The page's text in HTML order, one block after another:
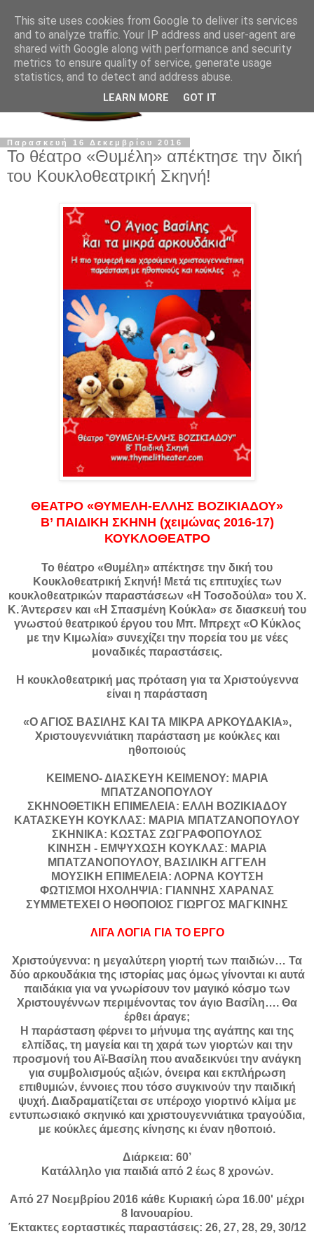
Παρασκευή 16 Δεκεμβρίου 2016
Το θέατρο «Θυμέλη» απέκτησε την δική
του Κουκλοθεατρική Σκηνή!
ΘΕΑΤΡΟ «ΘΥΜΕΛΗ-ΕΛΛΗΣ ΒΟΖΙΚΙΑΔΟΥ»
Β’ ΠΑΙΔΙΚΗ ΣΚΗΝΗ (χειμώνας 2016-17)
ΚΟΥΚΛΟΘΕΑΤΡΟ
Το θέατρο «Θυμέλη» απέκτησε την δική του
Κουκλοθεατρική Σκηνή! Μετά τις επιτυχίες των
κουκλοθεατρικών παραστάσεων «Η Τοσοδούλα» του Χ.
Κ. Άντερσεν και «Η Σπασμένη Κούκλα» σε διασκευή του
γνωστού θεατρικού έργου του Μπ. Μπρεχτ «Ο Κύκλος
με την Κιμωλία» συνεχίζει την πορεία του με νέες
μοναδικές παραστάσεις.
Η κουκλοθεατρική μας πρόταση για τα Χριστούγεννα
είναι η παράσταση
«Ο ΑΓΙΟΣ ΒΑΣΙΛΗΣ ΚΑΙ ΤΑ ΜΙΚΡΑ ΑΡΚΟΥΔΑΚΙΑ»,
Χριστουγεννιάτικη παράσταση με κούκλες και
ηθοποιούς
ΚΕΙΜΕΝΟ- ΔΙΑΣΚΕΥΗ ΚΕΙΜΕΝΟΥ: ΜΑΡΙΑ
ΜΠΑΤΖΑΝΟΠΟΥΛΟΥ
ΣΚΗΝΟΘΕΤΙΚΗ ΕΠΙΜΕΛΕΙΑ: ΕΛΛΗ ΒΟΖΙΚΙΑΔΟΥ
ΚΑΤΑΣΚΕΥΗ ΚΟΥΚΛΑΣ: ΜΑΡΙΑ ΜΠΑΤΖΑΝΟΠΟΥΛΟΥ
ΣΚΗΝΙΚΑ: ΚΩΣΤΑΣ ΖΩΓΡΑΦΟΠΟΥΛΟΣ
ΚΙΝΗΣΗ - ΕΜΨΥΧΩΣΗ ΚΟΥΚΛΑΣ: ΜΑΡΙΑ
ΜΠΑΤΖΑΝΟΠΟΥΛΟΥ, ΒΑΣΙΛΙΚΗ ΑΓΓΕΛΗ
ΜΟΥΣΙΚΗ ΕΠΙΜΕΛΕΙΑ: ΛΟΡΝΑ ΚΟΥΤΣΗ
ΦΩΤΙΣΜΟΙ ΗΧΟΛΗΨΙΑ: ΓΙΑΝΝΗΣ ΧΑΡΑΝΑΣ
ΣΥΜΜΕΤΕΧΕΙ Ο ΗΘΟΠΟΙΟΣ ΓΙΩΡΓΟΣ ΜΑΓΚΙΝΗΣ
ΛΙΓΑ ΛΟΓΙΑ ΓΙΑ ΤΟ ΕΡΓΟ
Χριστούγεννα: η μεγαλύτερη γιορτή των παιδιών… Τα
δύο αρκουδάκια της ιστορίας μας όμως γίνονται κι αυτά
παιδάκια για να γνωρίσουν τον μαγικό κόσμο των
Χριστουγέννων περιμένοντας τον άγιο Βασίλη…. Θα
έρθει άραγε;
Η παράσταση φέρνει το μήνυμα της αγάπης και της
ελπίδας, τη μαγεία και τη χαρά των γιορτών και την
προσμονή του Αϊ-Βασίλη που αναδεικνύει την ανάγκη
για συμβολισμούς αξιών, όνειρα και εκπλήρωση
επιθυμιών, έννοιες που τόσο συγκινούν την παιδική
ψυχή. Διαδραματίζεται σε υπέροχο γιορτινό κλίμα με
εντυπωσιακό σκηνικό και χριστουγεννιάτικα τραγούδια,
με κούκλες άμεσης κίνησης κι έναν ηθοποιό.
Διάρκεια: 60’
Κατάλληλο για παιδιά από 2 έως 8 χρονών.
Από 27 Νοεμβρίου 2016 κάθε Κυριακή ώρα 16.00' μέχρι
8 Ιανουαρίου.
Έκτακτες εορταστικές παραστάσεις: 26, 27, 28, 29, 30/12
This site uses cookies from Google to deliver its services
and to analyze traffic. Your IP address and user-agent are
shared with Google along with performance and security
metrics to ensure quality of service, generate usage
statistics, and to detect and address abuse.
LEARN MORE GOT IT